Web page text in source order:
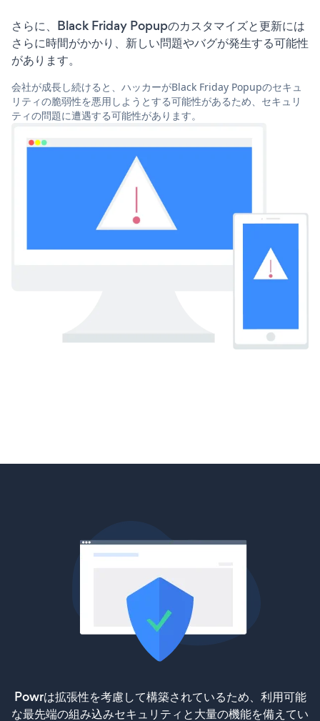
さらに、Black Friday Popupのカスタマイズと更新には
さらに時間がかかり、新しい問題やバグが発生する可能性
があります。
会社が成長し続けると、ハッカーがBlack Friday Popupのセキュ
リティの脆弱性を悪用しようとする可能性があるため、セキュリ
ティの問題に遭遇する可能性があります。
Powrは拡張性を考慮して構築されているため、利用可能
な最先端の組み込みセキュリティと大量の機能を備えてい